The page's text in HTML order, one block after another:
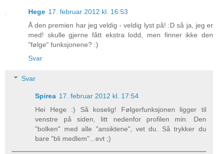
Hege 17. februar 2012 kl. 16:53
Å den premien har jeg veldig - veldig lyst på! :D så ja, jeg er
med! skulle gjerne fått ekstra lodd, men finner ikke den
"følge" funksjonene? :)
Svar
Svar
Spirea 17. februar 2012 kl. 17:54
Hei Hege :) Så koselig! Følgerfunksjonen ligger til
venstre på siden, litt nedenfor profilen min. Den
"bolken" med alle "ansiktene", vet du. Så trykker du
bare "bli medlem"...evt ;)